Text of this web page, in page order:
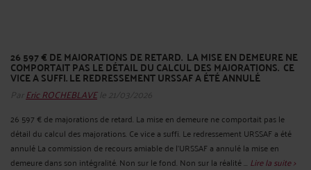
26 597 € DE MAJORATIONS DE RETARD. LA MISE EN DEMEURE NE
COMPORTAIT PAS LE DÉTAIL DU CALCUL DES MAJORATIONS. CE
VICE A SUFFI. LE REDRESSEMENT URSSAF A ÉTÉ ANNULÉ
Par Eric ROCHEBLAVEle 21/03/2026
26 597 € de majorations de retard. La mise en demeure ne comportait pas le
détail du calcul des majorations. Ce vice a suffi. Le redressement URSSAF a été
annulé La commission de recours amiable de l'URSSAF a annulé la mise en
demeure dans son intégralité. Non sur le fond. Non sur la réalité ... Lire la suite >